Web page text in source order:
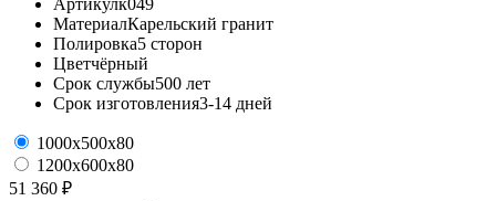
МатериалКарельский гранит
Полировка5 сторон
Цветчёрный
Срок службы500 лет
Срок изготовления3-14 дней
1000х500х80
1200х600х80
51 360 ₽